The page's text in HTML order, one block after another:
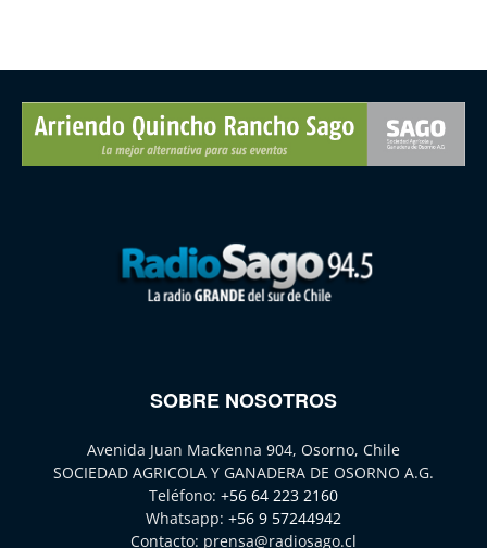
SOBRE NOSOTROS
Avenida Juan Mackenna 904, Osorno, Chile
SOCIEDAD AGRICOLA Y GANADERA DE OSORNO A.G.
Teléfono: +56 64 223 2160
Whatsapp: +56 9 57244942
Contacto: prensa@radiosago.cl